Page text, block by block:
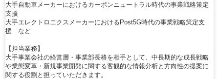
大手自動車メーカーにおけるカーボンニュートラル時代の事業戦略策定
支援
大手エレクトロニクスメーカーにおけるPost5G時代の事業戦略策定支
援 など
【担当業務】
大手事業会社の経営層・事業部長格を相手として、中長期的な成長戦略
や業態変革・新規事業開発に関する客観的な情報分析と方向性の提案に
関する役割と担っていただきます。